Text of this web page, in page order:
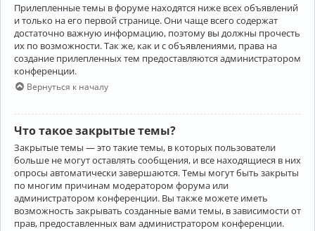
Прилепленные темы в форуме находятся ниже всех объявлений
и только на его первой странице. Они чаще всего содержат
достаточно важную информацию, поэтому вы должны прочесть
их по возможности. Так же, как и с объявлениями, права на
создание прилепленных тем предоставляются администратором
конференции.
Вернуться к началу
Что такое закрытые темы?
Закрытые темы — это такие темы, в которых пользователи
больше не могут оставлять сообщения, и все находящиеся в них
опросы автоматически завершаются. Темы могут быть закрыты
по многим причинам модератором форума или
администратором конференции. Вы также можете иметь
возможность закрывать созданные вами темы, в зависимости от
прав, предоставленных вам администратором конференции.